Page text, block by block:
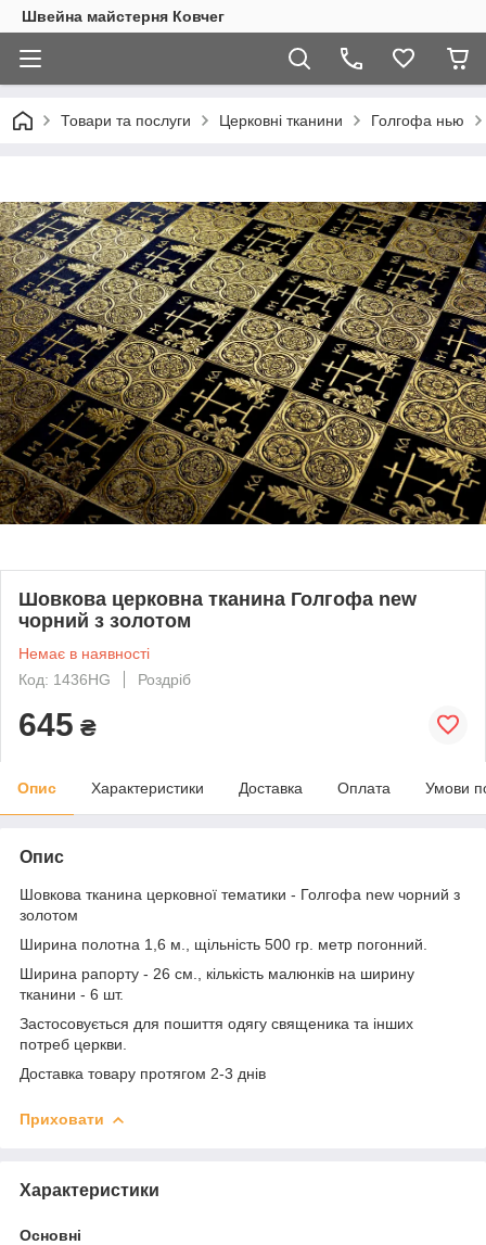
Швейна майстерня Ковчег
Товари та послуги Церковні тканини Голгофа нью
Шовкова церковна тканина Голгофа new
чорний з золотом
Немає в наявності
Код: 1436HG
Роздріб
645 ₴
Опис Характеристики Доставка Оплата Умови
Опис
Шовкова тканина церковної тематики - Голгофа new чорний з
золотом
Ширина полотна 1,6 м., щільність 500 гр. метр погонний.
Ширина рапорту - 26 см., кількість малюнків на ширину
тканини - 6 шт.
Застосовується для пошиття одягу священика та інших
потреб церкви.
Доставка товару протягом 2-3 днів
Приховати
Характеристики
Основні